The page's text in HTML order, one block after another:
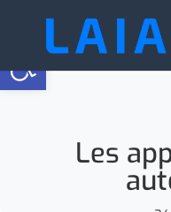
Ouvrir la barre d’outils
Les